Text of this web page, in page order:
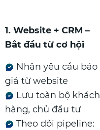
1. Website + CRM –
Bắt đầu từ cơ hội
Nhận yêu cầu báo
giá từ website
Lưu toàn bộ khách
hàng, chủ đầu tư
Theo dõi pipeline: